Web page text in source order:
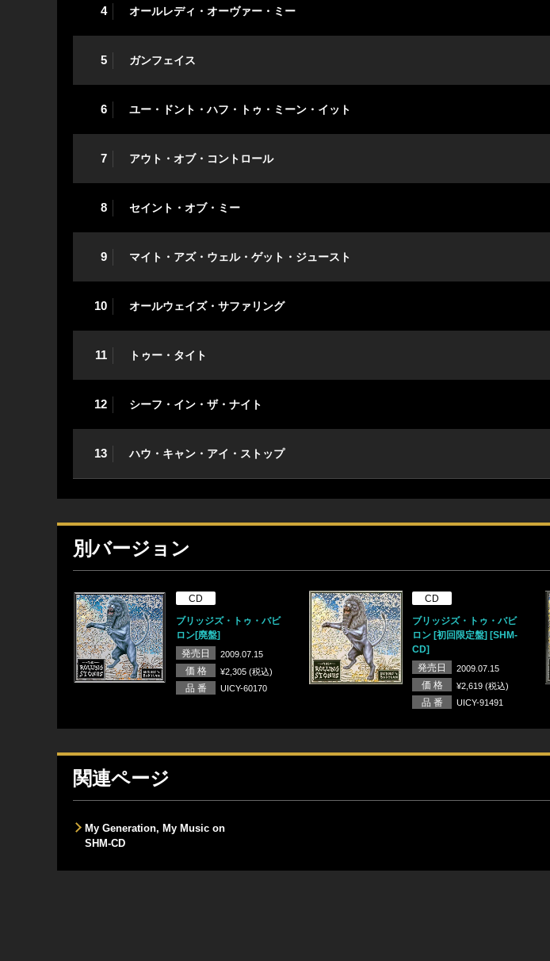
4 オールレディ・オーヴァー・ミー
5 ガンフェイス
6 ユー・ドント・ハフ・トゥ・ミーン・イット
7 アウト・オブ・コントロール
8 セイント・オブ・ミー
9 マイト・アズ・ウェル・ゲット・ジュースト
10 オールウェイズ・サファリング
11 トゥー・タイト
12 シーフ・イン・ザ・ナイト
13 ハウ・キャン・アイ・ストップ
別バージョン
CD
ブリッジズ・トゥ・バビ
ロン[廃盤]
発売日
2009.07.15
価 格 ¥2,305 (税込)
品 番 UICY-60170
CD
ブリッジズ・トゥ・バビ
ロン [初回限定盤] [SHM-
CD]
発売日
2009.07.15
価 格 ¥2,619 (税込)
品 番 UICY-91491
関連ページ
My Generation, My Music on
SHM-CD